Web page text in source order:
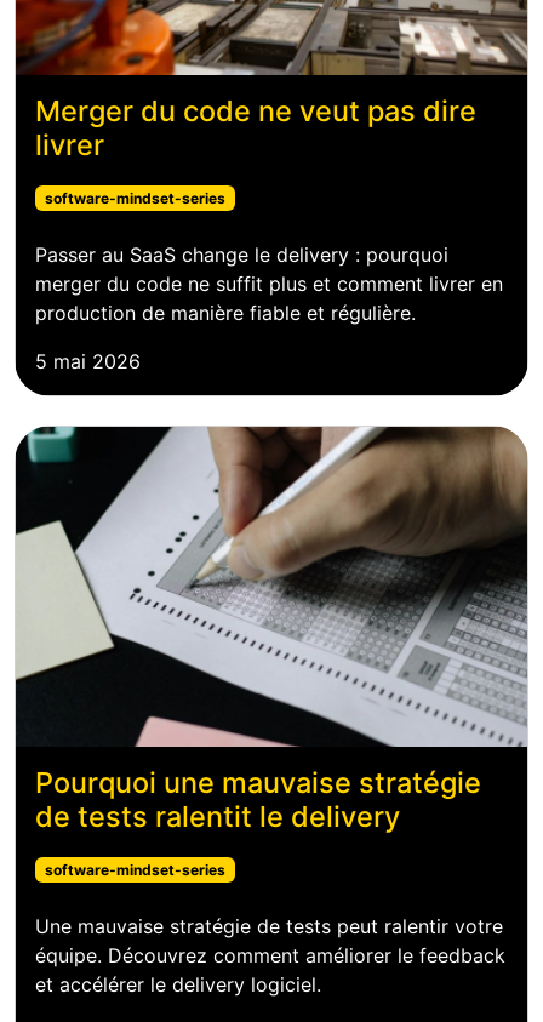
Merger du code ne veut pas dire
livrer
software-mindset-series
Passer au SaaS change le delivery : pourquoi
merger du code ne suffit plus et comment livrer en
production de manière fiable et régulière.
5 mai 2026
Pourquoi une mauvaise stratégie
de tests ralentit le delivery
software-mindset-series
Une mauvaise stratégie de tests peut ralentir votre
équipe. Découvrez comment améliorer le feedback
et accélérer le delivery logiciel.